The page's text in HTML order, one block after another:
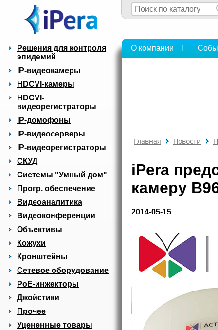
Решения для контроля
эпидемий
IP-видеокамеры
HDCVI-камеры
HDCVI-
видеорегистраторы
IP-домофоны
IP-видеосерверы
IP-видеорегистраторы
СКУД
Системы "Умный дом"
Прогр. обеспечение
Видеоаналитика
Видеоконференции
Объективы
Кожухи
Кронштейны
Сетевое оборудование
PoE-инжекторы
Джойстики
Прочее
Уцененные товары
О компании
Главная Новости
iPera
камеру
2014-05-15